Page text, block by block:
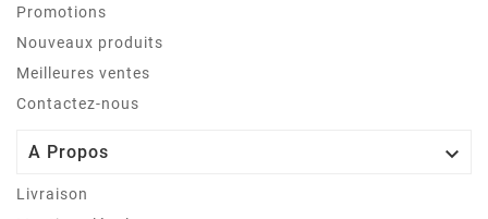
Promotions
Nouveaux produits
Meilleures ventes
Contactez-nous
A Propos 
Livraison